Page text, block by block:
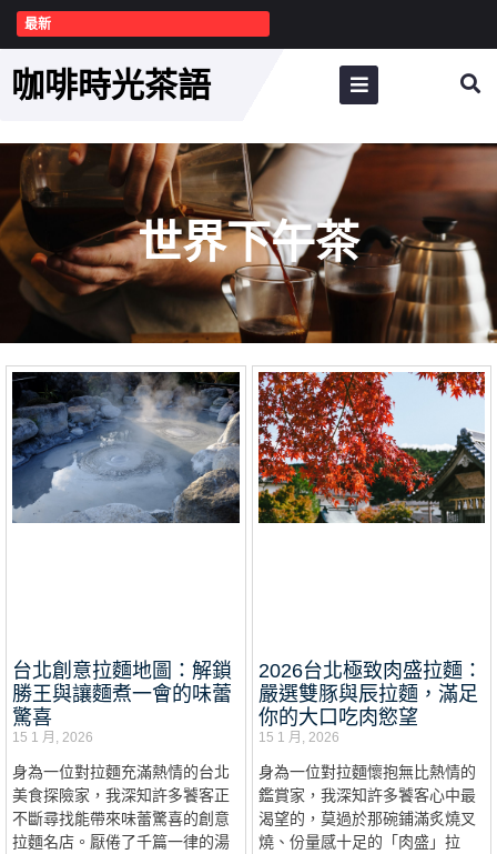
最新
咖啡時光茶語
世界下午茶
台北創意拉麵地圖：解鎖
勝王與讓麵煮一會的味蕾
驚喜
15 1 月, 2026
身為一位對拉麵充滿熱情的台北
美食探險家，我深知許多饕客正
不斷尋找能帶來味蕾驚喜的創意
拉麵名店。厭倦了千篇一律的湯
2026台北極致肉盛拉麵：
嚴選雙豚與辰拉麵，滿足
你的大口吃肉慾望
15 1 月, 2026
身為一位對拉麵懷抱無比熱情的
鑑賞家，我深知許多饕客心中最
渴望的，莫過於那碗鋪滿炙燒叉
燒、份量感十足的「肉盛」拉